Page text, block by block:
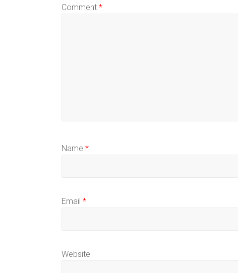
Comment *
Name *
Email *
Website